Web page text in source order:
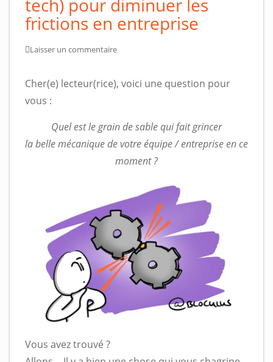
tech) pour diminuer les
frictions en entreprise
Laisser un commentaire
Cher(e) lecteur(rice), voici une question pour
vous :
Quel est le grain de sable qui fait grincer
la belle mécanique de votre équipe / entreprise en ce
moment ?
Vous avez trouvé ?